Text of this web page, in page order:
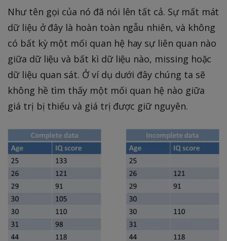
Như tên gọi của nó đã nói lên tất cả. Sự mất mát
dữ liệu ở đây là hoàn toàn ngẫu nhiên, và không
có bất kỳ một mối quan hệ hay sự liên quan nào
giữa dữ liệu và bất kì dữ liệu nào, missing hoặc
dữ liệu quan sát. Ở ví dụ dưới đây chúng ta sẽ
không hề tìm thấy một mối quan hệ nào giữa
giá trị bị thiếu và giá trị được giữ nguyên.